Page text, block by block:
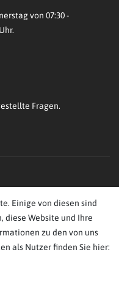
von 07:30 -
Fragen.
Einige von diesen sind
diese Website und Ihre
zu den von uns
als Nutzer finden Sie hier: